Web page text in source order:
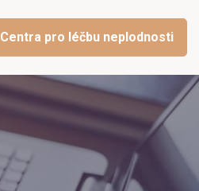
Centra pro léčbu neplodnosti